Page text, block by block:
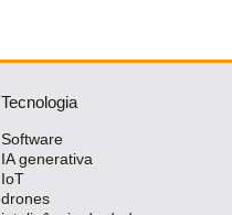
Tecnologia
Software
IA generativa
IoT
drones